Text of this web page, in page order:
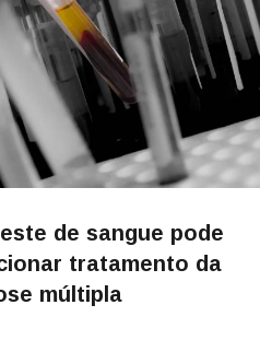
de sangue pode
tratamento da
múltipla